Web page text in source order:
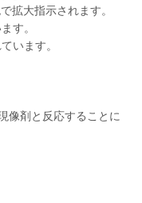
拡大指示されます。
す。
います。
像剤と反応することに